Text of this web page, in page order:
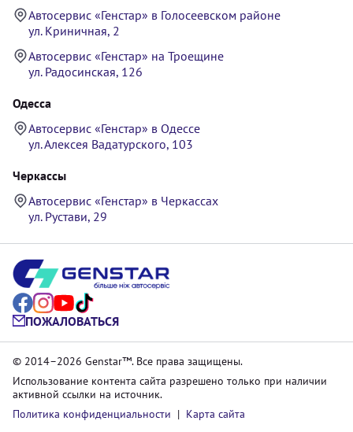
Автосервис «Генстар» в Голосеевском районе
ул. Криничная, 2
Автосервис «Генстар» на Троещине
ул. Радосинская, 126
Одесса
Автосервис «Генстар» в Одессе
ул. Алексея Вадатурского, 103
Черкассы
Автосервис «Генстар» в Черкассах
ул. Рустави, 29
ПОЖАЛОВАТЬСЯ
© 2014–2026 Genstar™. Все права защищены.
Использование контента сайта разрешено только при наличии
активной ссылки на источник.
Политика конфиденциальности | Карта сайта